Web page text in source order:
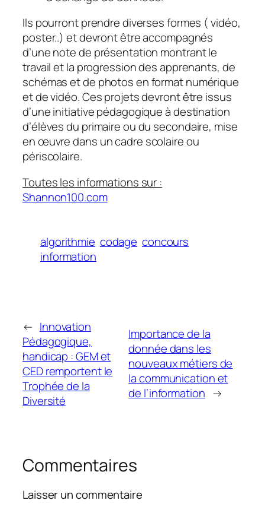
Ils pourront prendre diverses formes ( vidéo,
poster..) et devront être accompagnés
d’une note de présentation montrant le
travail et la progression des apprenants, de
schémas et de photos en format numérique
et de vidéo. Ces projets devront être issus
d’une initiative pédagogique à destination
d’élèves du primaire ou du secondaire, mise
en œuvre dans un cadre scolaire ou
périscolaire.
Toutes les informations sur :
Shannon100.com
algorithmie codage concours
information
← Innovation
Pédagogique,
handicap : GEM et
CED remportent le
Trophée de la
Diversité
Importance de la
donnée dans les
nouveaux métiers de
la communication et
de l’information →
Commentaires
Laisser un commentaire